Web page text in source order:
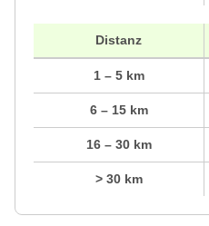
Distanz
1 – 5 km
6 – 15 km
16 – 30 km
> 30 km